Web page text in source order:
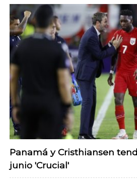
Panamá y Cristhiansen
junio 'Crucial'